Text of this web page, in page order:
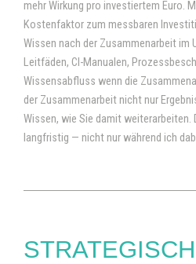
mehr Wirkung pro investiertem Euro.
Kostenfaktor zum messbaren
Wissen nach der Zusammenarbeit im
Leitfäden, CI-Manualen,
Wissensabfluss wenn die
der Zusammenarbeit nicht nur
Wissen, wie Sie damit weiterarbeiten.
langfristig — nicht nur während ich
STRATEGISCH